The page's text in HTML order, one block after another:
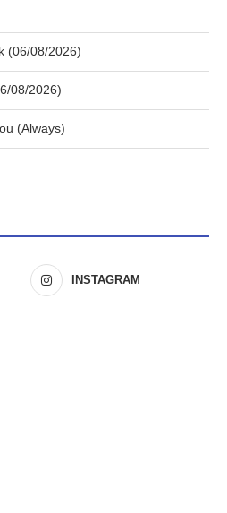
(06/08/2026)
08/2026)
(Always)
INSTAGRAM